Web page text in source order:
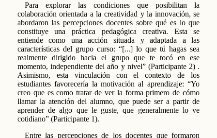
Para explorar las condiciones que posibilitan la
colaboración orientada a la creatividad y la innovación, se
abordaron las percepciones docentes sobre qué es lo que
constituye una práctica pedagógica creativa. Esta se
entiende como una acción situada y adaptada a las
características del grupo curso: “[...] lo que tú hagas sea
realmente dirigido hacia el grupo que te tocó en ese
momento, independiente del año y nivel” (Participante 2) .
Asimismo, esta vinculación con el contexto de los
estudiantes favorecería la motivación al aprendizaje: “Yo
creo que es como tratar de ver la forma primero de cómo
llamar la atención del alumno, que puede ser a partir de
aprender de algo que le guste, que generalmente lo ve
cotidiano” (Participante 1).
Entre las percepciones de los docentes que formaron